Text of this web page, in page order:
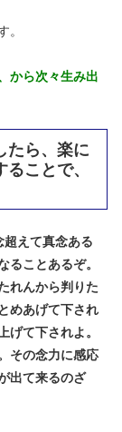
。
から次々生み出
たら、楽に
ことで、
えて真念ある
ることあるぞ。
れんから判りた
めあげて下され
げて下されよ。
その念力に感応
出て来るのざ